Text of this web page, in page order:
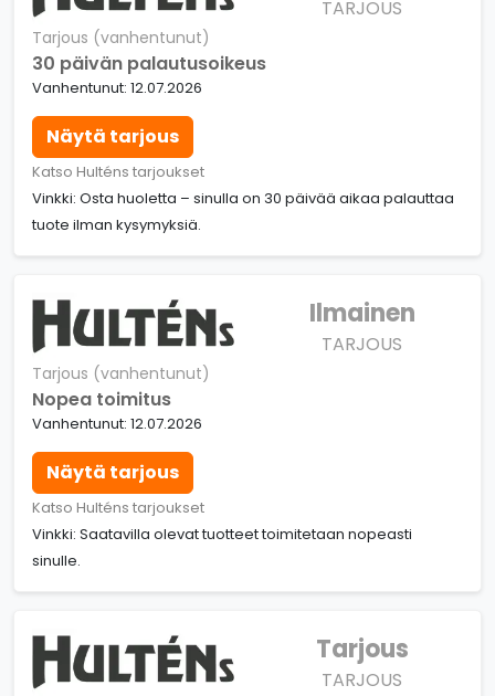
TARJOUS
Tarjous (vanhentunut)
30 päivän palautusoikeus
Vanhentunut: 12.07.2026
Näytä tarjous
Katso Hulténs tarjoukset
Vinkki: Osta huoletta – sinulla on 30 päivää aikaa palauttaa
tuote ilman kysymyksiä.
Ilmainen
TARJOUS
Tarjous (vanhentunut)
Nopea toimitus
Vanhentunut: 12.07.2026
Näytä tarjous
Katso Hulténs tarjoukset
Vinkki: Saatavilla olevat tuotteet toimitetaan nopeasti
sinulle.
Tarjous
TARJOUS